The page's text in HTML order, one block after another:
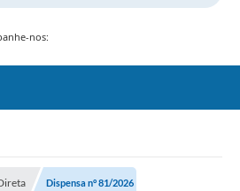
nos:
Dispensa n° 81/2026